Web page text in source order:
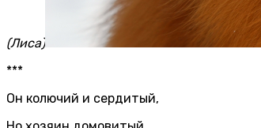
(Лиса)
***
Он колючий и сердитый,